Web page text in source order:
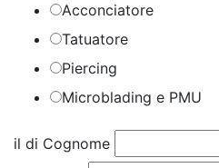
Acconciatore
Tatuatore
Piercing
Microblading e PMU
il di Cognome